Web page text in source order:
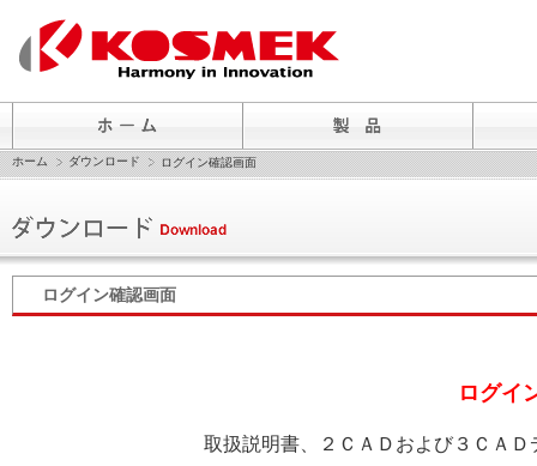
ホーム ダウンロード ログイン確認画面
ログイン確認画面
ログイ
取扱説明書、２ＣＡＤおよび３ＣＡ